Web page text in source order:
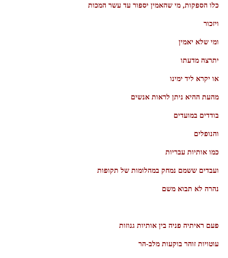
כלו הספקות, מי שהאמין יספור עד עשר המכות
ויזכור
ומי שלא יאמין
יתרצה מדעתו
או יקרא ליד ימינו
מהעת ההיא ניתן לראות אנשים
בודדים במועדים
והנופלים
כמו אותיות עבריות
ועבדים ששמם נמחק במהלומות של תקופות
נהרה לא תבוא משם
פעם ראיתיה פניה בין אותיות גנוזות
עוטויות זוהר בוקעות מלב-הר